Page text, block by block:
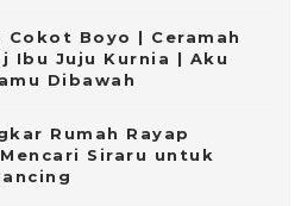
Cokot Boyo | Ceramah
Ibu Juju Kurnia | Aku
Dibawah
Rumah Rayap
Siraru untuk